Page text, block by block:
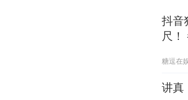
抖音
尺！ #全球 #零基础看
糖逗在
讲真